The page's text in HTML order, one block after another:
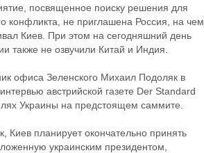
посвященное поиску решения для
конфликта, не приглашена Россия, на чем
Киев. При этом на сегодняшний день
также не озвучили Китай и Индия.
офиса Зеленского Михаил Подоляк в
австрийской газете Der Standard
Украины на предстоящем саммите.
Киев планирует окончательно принять
украинским президентом,